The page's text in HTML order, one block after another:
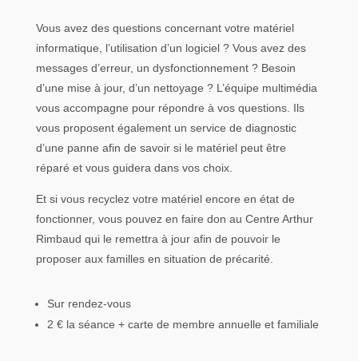
Vous avez des questions concernant votre matériel
informatique, l’utilisation d’un logiciel ? Vous avez des
messages d’erreur, un dysfonctionnement ? Besoin
d’une mise à jour, d’un nettoyage ? L’équipe multimédia
vous accompagne pour répondre à vos questions. Ils
vous proposent également un service de diagnostic
d’une panne afin de savoir si le matériel peut être
réparé et vous guidera dans vos choix.
Et si vous recyclez votre matériel encore en état de
fonctionner, vous pouvez en faire don au Centre Arthur
Rimbaud qui le remettra à jour afin de pouvoir le
proposer aux familles en situation de précarité.
Sur rendez-vous
2 € la séance + carte de membre annuelle et familiale